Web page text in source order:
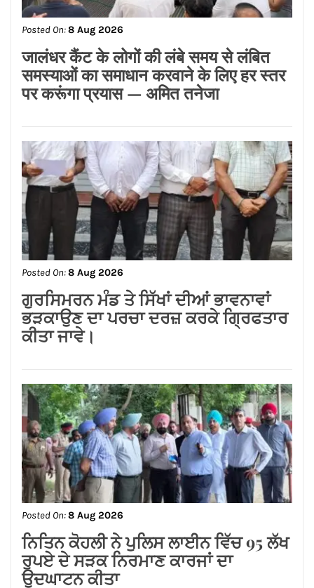
Posted On:8 Aug 2026
जालंधर कैंट के लोगों की लंबे समय से लंबित
समस्याओं का समाधान करवाने के लिए हर स्तर
पर करूंगा प्रयास — अमित तनेजा